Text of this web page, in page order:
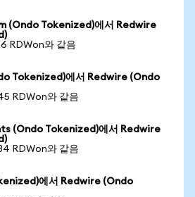
(Ondo Tokenized)에서 Redwire
RDWon와 같음
Tokenized)에서 Redwire (Ondo
RDWon와 같음
(Ondo Tokenized)에서 Redwire
RDWon와 같음
에서 Redwire (Ondo